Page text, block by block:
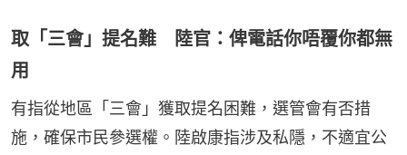
取「三會」提名難 陸官：俾電話你唔覆你都無
用
有指從地區「三會」獲取提名困難，選管會有否措
施，確保市民參選權。陸啟康指涉及私隱，不適宜公